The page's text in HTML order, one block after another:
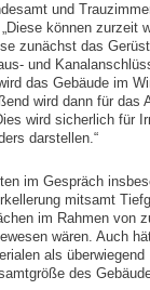
und
können zurzeit
zunächst das
und
das Gebäude im
wird dann für das
wird sicherlich für
darstellen.“
im Gespräch
mitsamt
im Rahmen von
wären. Auch
als
des